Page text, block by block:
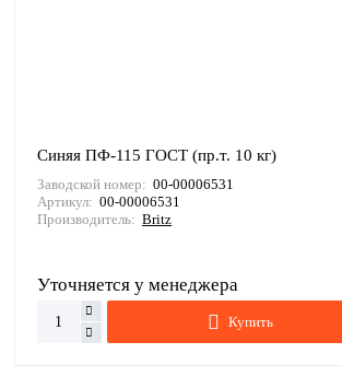
Синяя ПФ-115 ГОСТ (пр.т. 10 кг)
Заводской номер: 00-00006531
Артикул: 00-00006531
Производитель: Britz
Уточняется у менеджера
Купить